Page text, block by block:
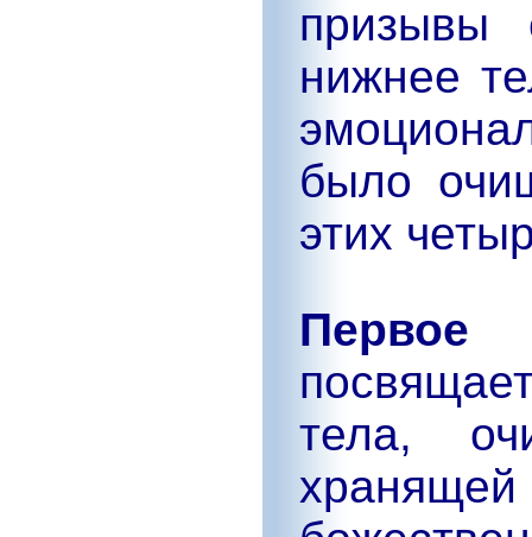
призывы
нижнее
было
этих
Первое
тела,